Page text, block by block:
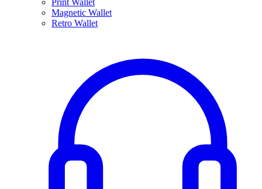
Print Wallet
Magnetic Wallet
Retro Wallet